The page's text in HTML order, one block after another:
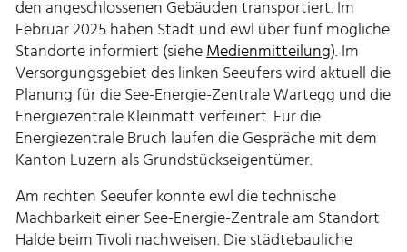
den angeschlossenen Gebäuden transportiert. Im
Februar 2025 haben Stadt und ewl über fünf mögliche
Standorte informiert (siehe Medienmitteilung). Im
Versorgungsgebiet des linken Seeufers wird aktuell die
Planung für die See-Energie-Zentrale Wartegg und die
Energiezentrale Kleinmatt verfeinert. Für die
Energiezentrale Bruch laufen die Gespräche mit dem
Kanton Luzern als Grundstückseigentümer.
Am rechten Seeufer konnte ewl die technische
Machbarkeit einer See-Energie-Zentrale am Standort
Halde beim Tivoli nachweisen. Die städtebauliche